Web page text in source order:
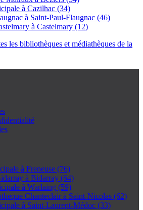
à Cazilhac (34)
à Saint-Paul-Flaugnac (46)
à Castelmary (12)
les bibliothèques et médiathèques de la
à Freneuse (76)
à Bidarray (64)
à Warlaing (59)
Chanteclair à Saint-Nicolas (62)
à Saint-Laurent-Médoc (33)